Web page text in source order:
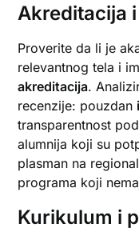
Akreditacija
Proverite da li je
relevantnog tela i
akreditacija.
recenzije: pouzdan
transparentnost
alumnija koji su
plasman na
programa koji
Kurikulum i